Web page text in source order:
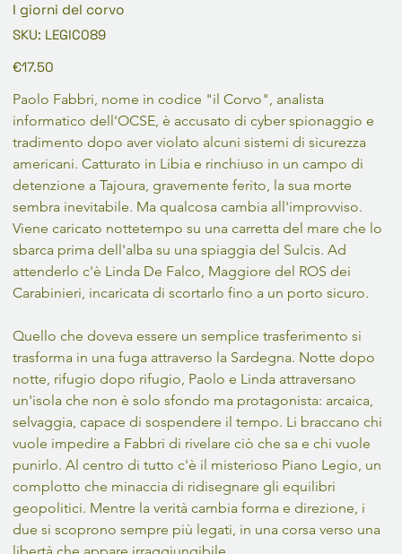
I giorni del corvo
SKU: SKU
LEGIC089
LEGIC089
Prezzo
€17.50
Paolo Fabbri, nome in codice "il Corvo", analista
informatico dell'OCSE, è accusato di cyber spionaggio e
tradimento dopo aver violato alcuni sistemi di sicurezza
americani. Catturato in Libia e rinchiuso in un campo di
detenzione a Tajoura, gravemente ferito, la sua morte
sembra inevitabile. Ma qualcosa cambia all'improvviso.
Viene caricato nottetempo su una carretta del mare che lo
sbarca prima dell'alba su una spiaggia del Sulcis. Ad
attenderlo c'è Linda De Falco, Maggiore del ROS dei
Carabinieri, incaricata di scortarlo fino a un porto sicuro.
Quello che doveva essere un semplice trasferimento si
trasforma in una fuga attraverso la Sardegna. Notte dopo
notte, rifugio dopo rifugio, Paolo e Linda attraversano
un'isola che non è solo sfondo ma protagonista: arcaica,
selvaggia, capace di sospendere il tempo. Li braccano chi
vuole impedire a Fabbri di rivelare ciò che sa e chi vuole
punirlo. Al centro di tutto c'è il misterioso Piano Legio, un
complotto che minaccia di ridisegnare gli equilibri
geopolitici. Mentre la verità cambia forma e direzione, i
due si scoprono sempre più legati, in una corsa verso una